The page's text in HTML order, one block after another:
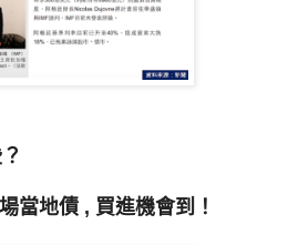
當地債 , 買進機會到！